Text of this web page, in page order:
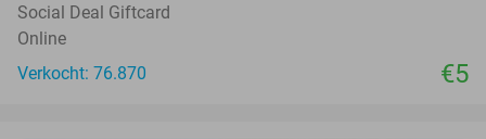
Social Deal Giftcard
Online
Verkocht: 76.870
€5